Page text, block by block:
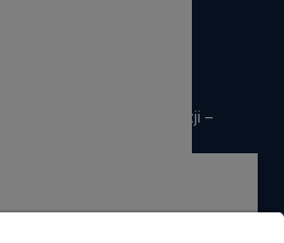
Nie przegap okazji –